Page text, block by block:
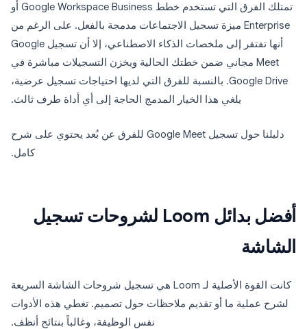
تمتلك الفرق التي تستخدم خطط Google Workspace Business أو
Enterprise ميزة تسجيل الاجتماعات مدمجة بالفعل. على الرغم من
أنها تفتقر إلى ملخصات الذكاء الاصطناعي، إلا أن تسجيل Google
Meet مجاني ضمن خطتك الحالية ويخزن التسجيلات مباشرة في
Google Drive. بالنسبة للفرق التي لديها احتياجات تسجيل عرضية،
يلغي هذا الخيار المدمج الحاجة إلى أي أداة طرف ثالث.
دليلنا حول تسجيل Google Meet للفرق عن بُعد يحتوي على شرح
كامل.
أفضل بدائل Loom لشروحات تسجيل
الشاشة
كانت القوة الأصلية لـ Loom هي تسجيل شروحات الشاشة السريعة
لشرح عملية ما أو تقديم ملاحظات حول تصميم. تغطي هذه الأدوات
نفس الوظيفة، وغالباً بنتائج أنظف.